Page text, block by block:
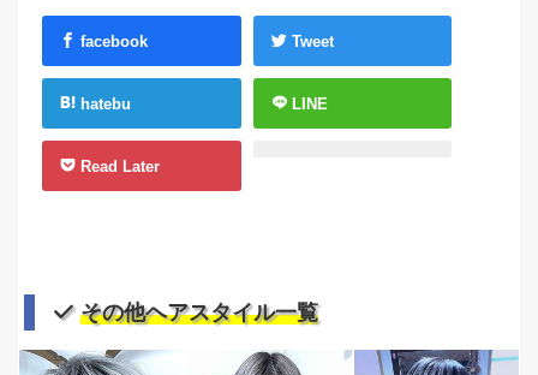
facebook Tweet
hatebu LINE
Read Later
その他ヘアスタイル一覧